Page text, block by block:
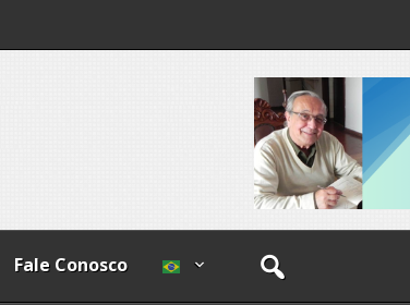
Fale Conosco